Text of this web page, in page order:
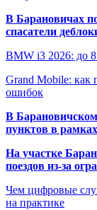
В Барановичах
спасатели
BMW i3 2026: до
Grand Mobile: как
ошибок
В
пунктов в
На участке
поездов из-за
Чем цифровые
на практике